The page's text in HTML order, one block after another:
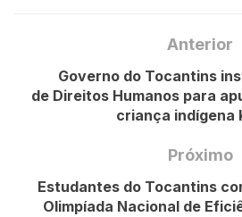
Anterior
Governo do Tocantins
de Direitos Humanos para
criança indígena
Próximo
Estudantes do Tocantins
Olimpíada Nacional de